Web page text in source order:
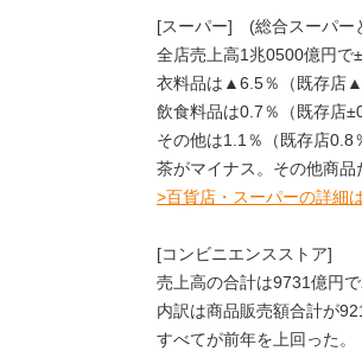
[スーパー] (総合スーパー
全店売上高1兆0500億円
衣料品は▲6.5％（既存店
飲食料品は0.7％（既存店
その他は1.1％（既存店
茶がマイナス。その他商品
>百貨店・スーパーの詳細
[コンビニエンスストア]
売上高の合計は9731億円で
内訳は商品販売額合計が
すべてが前年を上回った。